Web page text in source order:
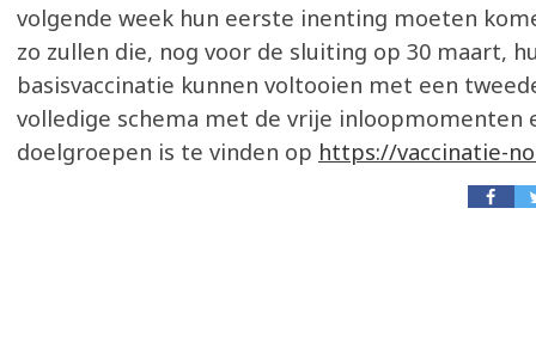
volgende week hun eerste inenting moeten
zo zullen die, nog voor de sluiting op 30 maart,
basisvaccinatie kunnen voltooien met een
volledige schema met de vrije inloopmomenten
doelgroepen is te vinden op https://vaccinatie-